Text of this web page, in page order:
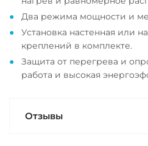
Два режима мощности и
Установка настенная или
креплений в комплекте.
Защита от перегрева и
работа и высокая
Отзывы